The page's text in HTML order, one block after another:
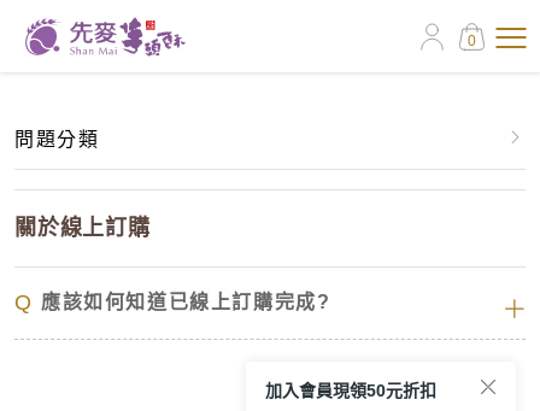
0
問題分類
有關會員資料轉移
關於線上訂購
關於線上訂購
Q 應該如何知道已線上訂購完成?
加入會員現領50元折扣